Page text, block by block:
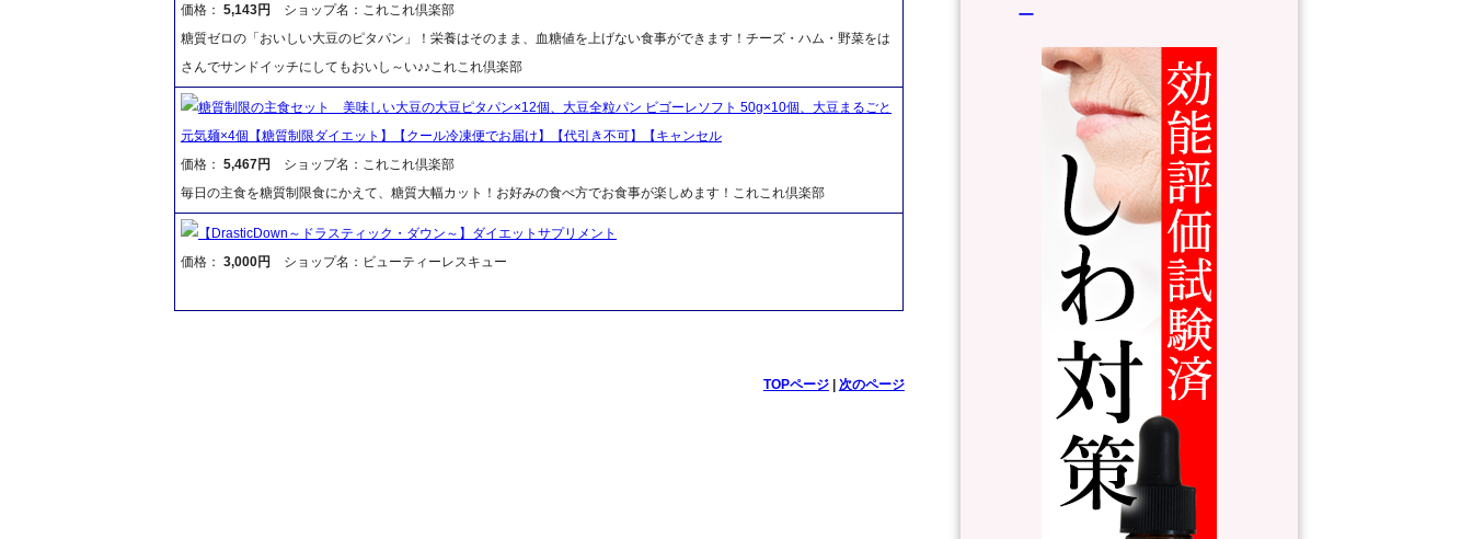
価格： 5,143円
ショップ名：これこれ倶楽部
糖質ゼロの「おいしい大豆のピタパン」！栄養はそのまま、血糖値を上げない食事ができます！チーズ・ハム・野菜をは
さんでサンドイッチにしてもおいし～い♪♪これこれ倶楽部
糖質制限の主食セット 美味しい大豆の大豆ピタパン×12個、大豆全粒パン ビゴーレソフト 50g×10個、大豆まるごと
元気麺×4個【糖質制限ダイエット】【クール冷凍便でお届け】【代引き不可】【キャンセル
価格： 5,467円
ショップ名：これこれ倶楽部
毎日の主食を糖質制限食にかえて、糖質大幅カット！お好みの食べ方でお食事が楽しめます！これこれ倶楽部
【DrasticDown～ドラスティック・ダウン～】ダイエットサプリメント
価格： 3,000円 ショップ名：ビューティーレスキュー
TOPページ| 次のページ
ー